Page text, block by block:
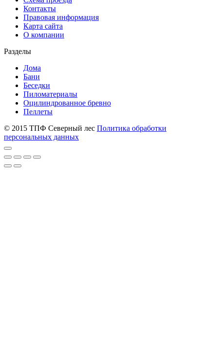
Контакты
Правовая информация
Карта сайта
О компании
Разделы
Дома
Бани
Беседки
Пиломатериалы
Оцилиндрованное бревно
Пеллеты
© 2015 ТПФ Северный лес Политика обработки
персональных данных